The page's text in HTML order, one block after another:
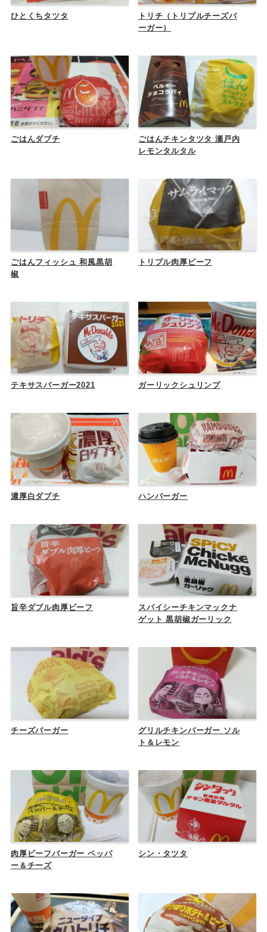
ひとくちタツタ
トリチ（トリプルチーズバ
ーガー）
ごはんダブチ
ごはんチキンタツタ 瀬戸内
レモンタルタル
ごはんフィッシュ 和風黒胡
椒
トリプル肉厚ビーフ
テキサスバーガー2021 ガーリックシュリンプ
濃厚白ダブチ ハンバーガー
旨辛ダブル肉厚ビーフ
スパイシーチキンマックナ
ゲット 黒胡椒ガーリック
チーズバーガー
グリルチキンバーガー ソル
ト＆レモン
肉厚ビーフバーガー ペッパ
ー＆チーズ
シン・タツタ